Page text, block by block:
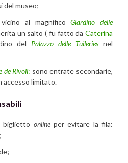
del museo;
vicino al magnificoGiardino delle
un salto ( fu fatto da Caterina
del Palazzo delle Tuileriesnel
de Rivoli: sono entrate secondarie,
accesso limitato.
biglietto onlineper evitare la fila:
;